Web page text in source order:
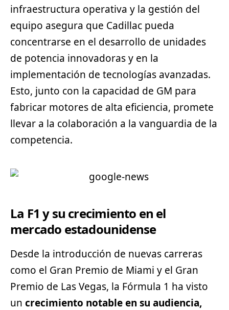
infraestructura operativa y la gestión del
equipo asegura que Cadillac pueda
concentrarse en el desarrollo de unidades
de potencia innovadoras y en la
implementación de tecnologías avanzadas.
Esto, junto con la capacidad de GM para
fabricar motores de alta eficiencia, promete
llevar a la colaboración a la vanguardia de la
competencia.
La F1 y su crecimiento en el
mercado estadounidense
Desde la introducción de nuevas carreras
como el Gran Premio de Miami y el Gran
Premio de Las Vegas, la Fórmula 1 ha visto
un crecimiento notable en su audiencia,